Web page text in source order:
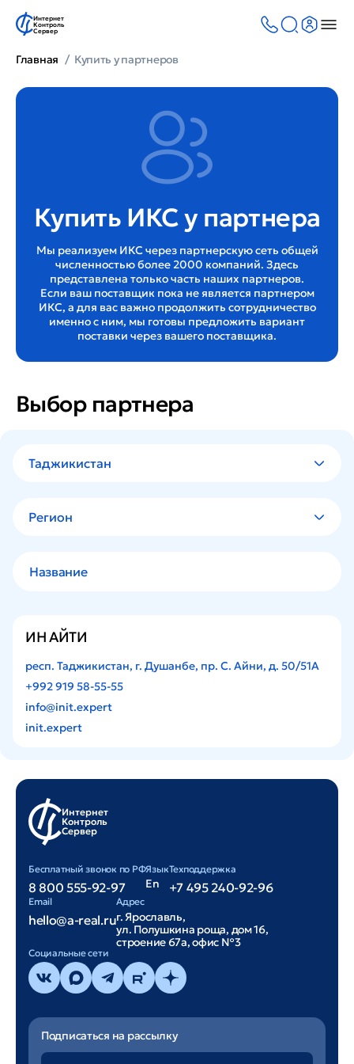
Интернет
Контроль
Сервер
Главная Купить у партнеров
Купить ИКС у партнера
Мы реализуем ИКС через партнерскую сеть общей
численностью более 2000 компаний. Здесь
представлена только часть наших партнеров.
Если ваш поставщик пока не является партнером
ИКС, а для вас важно продолжить сотрудничество
именно с ним, мы готовы предложить вариант
поставки через вашего поставщика.
Выбор партнера
Таджикистан
Регион
ИН АЙТИ
респ. Таджикистан, г. Душанбе, пр. С. Айни, д. 50/51А
+992 919 58-55-55
info@init.expert
init.expert
Интернет
Контроль
Сервер
Бесплатный звонок по РФ
8 800 555-92-97
Язык
En
Техподдержка
+7 495 240-92-96
Email
hello@a-real.ru
Адрес
г. Ярославль,
ул. Полушкина роща, дом 16,
строение 67а, офис №3
Cоциальные сети
Подписаться на рассылку